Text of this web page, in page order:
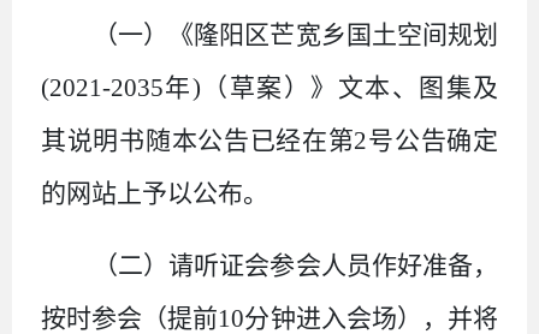
（一）《隆阳区芒宽乡国土空间规划
(2021-2035年) （草案） 》文本、图集及
其说明书随本公告已经在第2号公告确定
的网站上予以公布。
（二）请听证会参会人员作好准备，
按时参会（提前10分钟进入会场），并将